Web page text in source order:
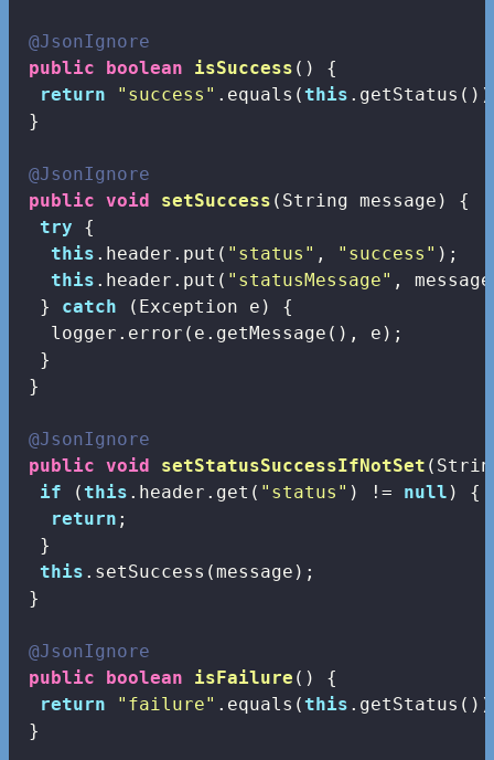
@JsonIgnore
public
boolean isSuccess ()
{
return
"success" .equals(this
}
@JsonIgnore
public void setSuccess (String message)
{
try {
this .header.put( "status" , "success" );
this .header.put( "statusMessage" ,
  }
catch (Exception e) {
   logger.error(e.getMessage(), e);
  }
}
@JsonIgnore
public void setStatusSuccessIfNotSet
if (this .header.get( "status" ) != null ) {
return ;
  }
this .setSuccess(message);
}
@JsonIgnore
public
boolean isFailure ()
{
return
"failure" .equals(this
}